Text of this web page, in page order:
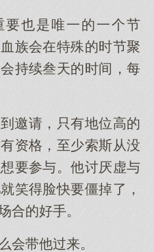
要也是唯一的一个节
族会在特殊的时节聚
持续叁天的时间，每
邀请，只有地位高的
资格，至少索斯从没
要参与。他讨厌虚与
笑得脸快要僵掉了，
合的好手。
会带他过来。